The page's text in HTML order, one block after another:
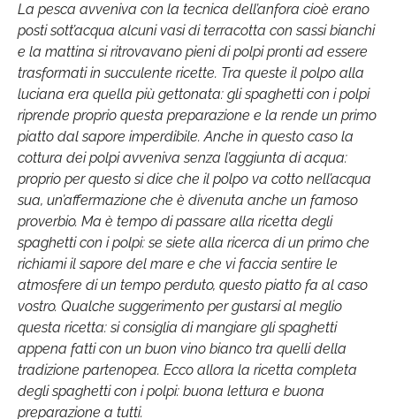
La pesca avveniva con la tecnica dell’anfora cioè erano
posti sott’acqua alcuni vasi di terracotta con sassi bianchi
e la mattina si ritrovavano pieni di polpi pronti ad essere
trasformati in succulente ricette. Tra queste il polpo alla
luciana era quella più gettonata: gli spaghetti con i polpi
riprende proprio questa preparazione e la rende un primo
piatto dal sapore imperdibile. Anche in questo caso la
cottura dei polpi avveniva senza l’aggiunta di acqua:
proprio per questo si dice che il polpo va cotto nell’acqua
sua, un’affermazione che è divenuta anche un famoso
proverbio. Ma è tempo di passare alla ricetta degli
spaghetti con i polpi: se siete alla ricerca di un primo che
richiami il sapore del mare e che vi faccia sentire le
atmosfere di un tempo perduto, questo piatto fa al caso
vostro. Qualche suggerimento per gustarsi al meglio
questa ricetta: si consiglia di mangiare gli spaghetti
appena fatti con un buon vino bianco tra quelli della
tradizione partenopea. Ecco allora la ricetta completa
degli spaghetti con i polpi: buona lettura e buona
preparazione a tutti.